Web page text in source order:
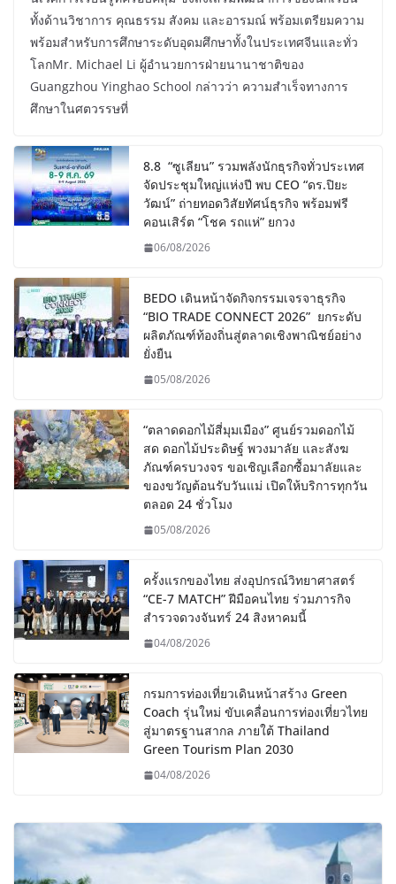
ทั้งด้านวิชาการ คุณธรรม สังคม และอารมณ์ พร้อมเตรียมความ
พร้อมสำหรับการศึกษาระดับอุดมศึกษาทั้งในประเทศจีนและทั่ว
โลกMr. Michael Li ผู้อำนวยการฝ่ายนานาชาติของ
Guangzhou Yinghao School กล่าวว่า ความสำเร็จทางการ
ศึกษาในศตวรรษที่
8.8 “ซูเลียน” รวมพลังนักธุรกิจทั่วประเทศ
จัดประชุมใหญ่แห่งปี พบ CEO “ดร.ปิยะ
วัฒน์” ถ่ายทอดวิสัยทัศน์ธุรกิจ พร้อมฟรี
คอนเสิร์ต “โชค รถแห่” ยกวง
06/08/2026
BEDO เดินหน้าจัดกิจกรรมเจรจาธุรกิจ
“BIO TRADE CONNECT 2026” ยกระดับ
ผลิตภัณฑ์ท้องถิ่นสู่ตลาดเชิงพาณิชย์อย่าง
ยั่งยืน
05/08/2026
“ตลาดดอกไม้สี่มุมเมือง” ศูนย์รวมดอกไม้
สด ดอกไม้ประดิษฐ์ พวงมาลัย และสังฆ
ภัณฑ์ครบวงจร ขอเชิญเลือกซื้อมาลัยและ
ของขวัญต้อนรับวันแม่ เปิดให้บริการทุกวัน
ตลอด 24 ชั่วโมง
05/08/2026
ครั้งแรกของไทย ส่งอุปกรณ์วิทยาศาสตร์
“CE-7 MATCH” ฝีมือคนไทย ร่วมภารกิจ
สำรวจดวงจันทร์ 24 สิงหาคมนี้
04/08/2026
กรมการท่องเที่ยวเดินหน้าสร้าง Green
Coach รุ่นใหม่ ขับเคลื่อนการท่องเที่ยวไทย
สู่มาตรฐานสากล ภายใต้ Thailand
Green Tourism Plan 2030
04/08/2026